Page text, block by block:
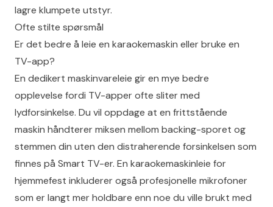
lagre klumpete utstyr.
Ofte stilte spørsmål
Er det bedre å leie en karaokemaskin eller bruke en
TV-app?
En dedikert maskinvareleie gir en mye bedre
opplevelse fordi TV-apper ofte sliter med
lydforsinkelse. Du vil oppdage at en frittstående
maskin håndterer miksen mellom backing-sporet og
stemmen din uten den distraherende forsinkelsen som
finnes på Smart TV-er. En karaokemaskinleie for
hjemmefest inkluderer også profesjonelle mikrofoner
som er langt mer holdbare enn noe du ville brukt med